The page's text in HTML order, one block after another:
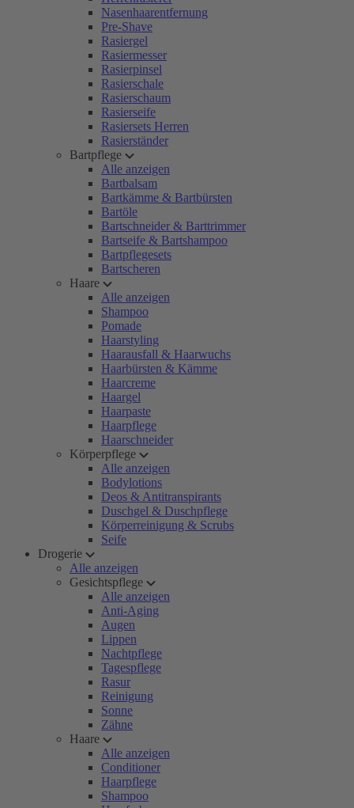
Nasenhaarentfernung
Pre-Shave
Rasiergel
Rasiermesser
Rasierpinsel
Rasierschale
Rasierschaum
Rasierseife
Rasiersets Herren
Rasierständer
Bartpflege
Alle anzeigen
Bartbalsam
Bartkämme & Bartbürsten
Bartöle
Bartschneider & Barttrimmer
Bartseife & Bartshampoo
Bartpflegesets
Bartscheren
Haare
Alle anzeigen
Shampoo
Pomade
Haarstyling
Haarausfall & Haarwuchs
Haarbürsten & Kämme
Haarcreme
Haargel
Haarpaste
Haarpflege
Haarschneider
Körperpflege
Alle anzeigen
Bodylotions
Deos & Antitranspirants
Duschgel & Duschpflege
Körperreinigung & Scrubs
Seife
Drogerie
Alle anzeigen
Gesichtspflege
Alle anzeigen
Anti-Aging
Augen
Lippen
Nachtpflege
Tagespflege
Rasur
Reinigung
Sonne
Zähne
Haare
Alle anzeigen
Conditioner
Haarpflege
Shampoo